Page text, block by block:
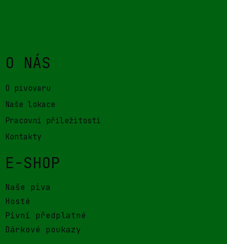
O NÁS
O pivovaru
Naše lokace
Pracovní příležitosti
Kontakty
E-SHOP
Naše piva
Hosté
Pivní předplatné
Dárkové poukazy